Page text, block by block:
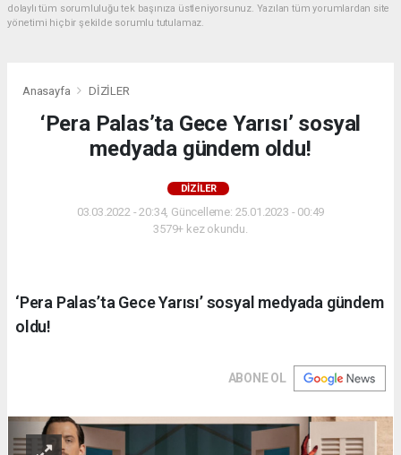
dolaylı tüm sorumluluğu tek başınıza üstleniyorsunuz. Yazılan tüm yorumlardan site
yönetimi hiçbir şekilde sorumlu tutulamaz.
Anasayfa DİZİLER
‘Pera Palas’ta Gece Yarısı’ sosyal
medyada gündem oldu!
DİZİLER
03.03.2022 - 20:34, Güncelleme: 25.01.2023 - 00:49
3579+ kez okundu.
‘Pera Palas’ta Gece Yarısı’ sosyal medyada gündem
oldu!
ABONE OL